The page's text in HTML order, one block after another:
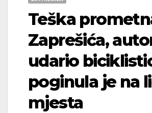
Teška
Zaprešića,
udario
poginula je na
mjesta